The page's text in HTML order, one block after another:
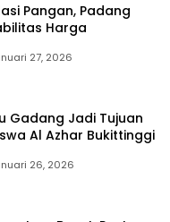
Pangan, Padang
Harga
27, 2026
Gadang Jadi Tujuan
Al Azhar Bukittinggi
26, 2026